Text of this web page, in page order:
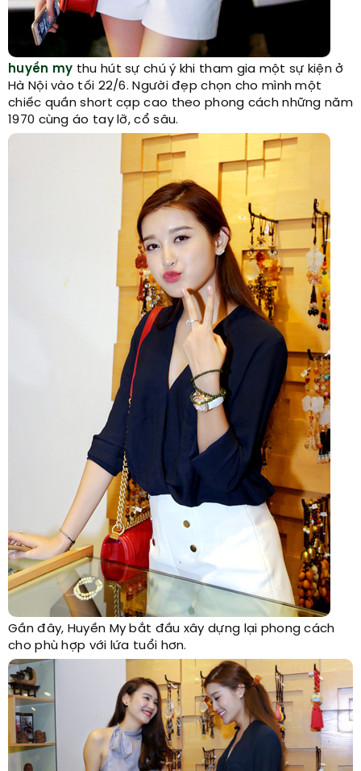
huyền my thu hút sự chú ý khi tham gia một sự kiện ở
Hà Nội vào tối 22/6. Người đẹp chọn cho mình một
chiếc quần short cạp cao theo phong cách những năm
1970 cùng áo tay lỡ, cổ sâu.
Gần đây, Huyền My bắt đầu xây dựng lại phong cách
cho phù hợp với lứa tuổi hơn.